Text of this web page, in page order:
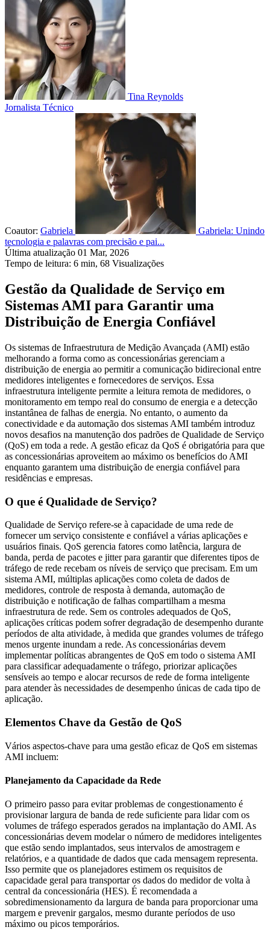
Tina Reynolds
Jornalista Técnico
Coautor: Gabriela
Gabriela: Unindo
tecnologia e palavras com precisão e pai...
Última atualização 01 Mar, 2026
Tempo de leitura: 6 min, 68 Visualizações
Gestão da Qualidade de Serviço em
Sistemas AMI para Garantir uma
Distribuição de Energia Confiável
Os sistemas de Infraestrutura de Medição Avançada (AMI) estão
melhorando a forma como as concessionárias gerenciam a
distribuição de energia ao permitir a comunicação bidirecional entre
medidores inteligentes e fornecedores de serviços. Essa
infraestrutura inteligente permite a leitura remota de medidores, o
monitoramento em tempo real do consumo de energia e a detecção
instantânea de falhas de energia. No entanto, o aumento da
conectividade e da automação dos sistemas AMI também introduz
novos desafios na manutenção dos padrões de Qualidade de Serviço
(QoS) em toda a rede. A gestão eficaz da QoS é obrigatória para que
as concessionárias aproveitem ao máximo os benefícios do AMI
enquanto garantem uma distribuição de energia confiável para
residências e empresas.
O que é Qualidade de Serviço?
Qualidade de Serviço refere-se à capacidade de uma rede de
fornecer um serviço consistente e confiável a várias aplicações e
usuários finais. QoS gerencia fatores como latência, largura de
banda, perda de pacotes e jitter para garantir que diferentes tipos de
tráfego de rede recebam os níveis de serviço que precisam. Em um
sistema AMI, múltiplas aplicações como coleta de dados de
medidores, controle de resposta à demanda, automação de
distribuição e notificação de falhas compartilham a mesma
infraestrutura de rede. Sem os controles adequados de QoS,
aplicações críticas podem sofrer degradação de desempenho durante
períodos de alta atividade, à medida que grandes volumes de tráfego
menos urgente inundam a rede. As concessionárias devem
implementar políticas abrangentes de QoS em todo o sistema AMI
para classificar adequadamente o tráfego, priorizar aplicações
sensíveis ao tempo e alocar recursos de rede de forma inteligente
para atender às necessidades de desempenho únicas de cada tipo de
aplicação.
Elementos Chave da Gestão de QoS
Vários aspectos-chave para uma gestão eficaz de QoS em sistemas
AMI incluem:
Planejamento da Capacidade da Rede
O primeiro passo para evitar problemas de congestionamento é
provisionar largura de banda de rede suficiente para lidar com os
volumes de tráfego esperados gerados na implantação do AMI. As
concessionárias devem modelar o número de medidores inteligentes
que estão sendo implantados, seus intervalos de amostragem e
relatórios, e a quantidade de dados que cada mensagem representa.
Isso permite que os planejadores estimem os requisitos de
capacidade geral para transportar os dados do medidor de volta à
central da concessionária (HES). É recomendada a
sobredimensionamento da largura de banda para proporcionar uma
margem e prevenir gargalos, mesmo durante períodos de uso
máximo ou picos temporários.